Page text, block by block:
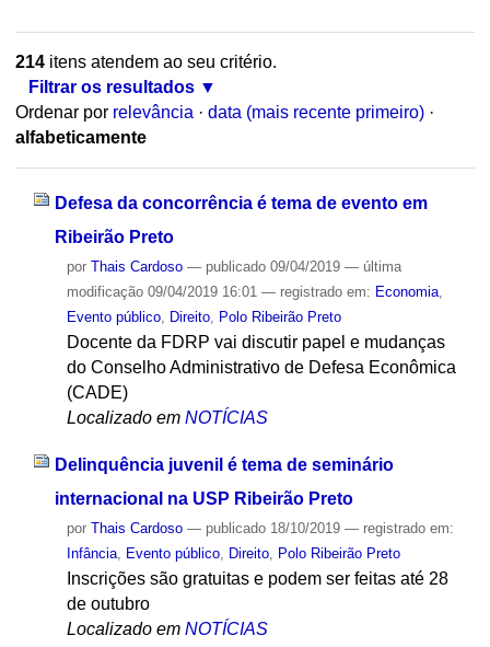
214itens atendem ao seu critério.
Filtrar os resultados
Ordenar por relevância · data (mais recente primeiro) ·
alfabeticamente
Defesa da concorrência é tema de evento em
Ribeirão Preto
por Thais Cardoso — publicado09/04/2019 — última
modificação09/04/2019 16:01 — registrado em: Economia,
Evento público, Direito, Polo Ribeirão Preto
Docente da FDRP vai discutir papel e mudanças
do Conselho Administrativo de Defesa Econômica
(CADE)
Localizado em NOTÍCIAS
Delinquência juvenil é tema de seminário
internacional na USP Ribeirão Preto
por Thais Cardoso — publicado18/10/2019 — registrado em:
Infância, Evento público, Direito, Polo Ribeirão Preto
Inscrições são gratuitas e podem ser feitas até 28
de outubro
Localizado em NOTÍCIAS